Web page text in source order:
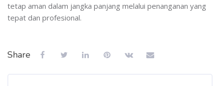
tetap aman dalam jangka panjang melalui penanganan yang
tepat dan profesional.
Share